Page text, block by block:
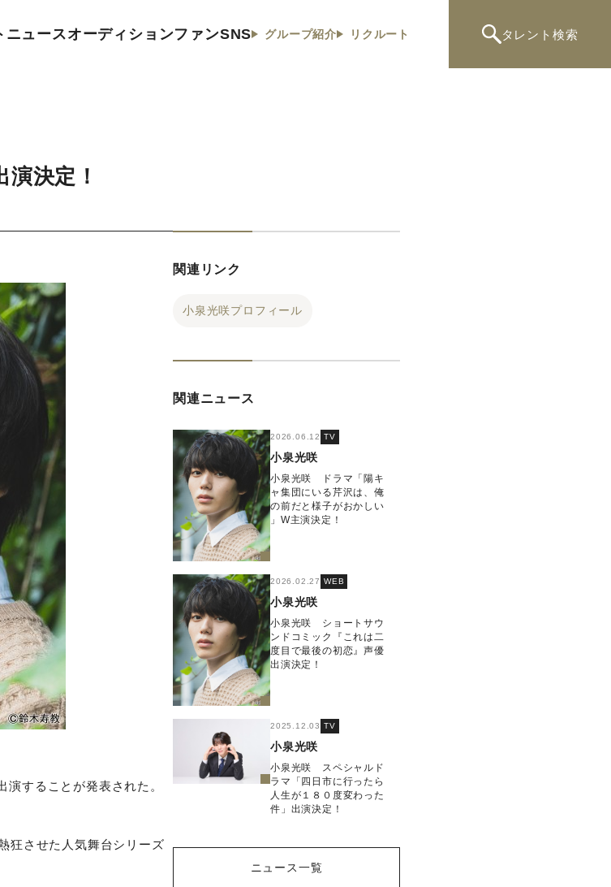
ニュースオーディションファンSNS グループ紹介 リクルート タレント 検索
決定！
することが発表された。
狂させた人気舞台シリーズ
関連リンク
小泉光咲プロフィール
関連ニュース
2026.06.12 TV
小泉光咲
小泉光咲 ドラマ「陽キ
ャ集団にいる芹沢は、俺
の前だと様子がおかしい
」W主演決定！
2026.02.27 WEB
小泉光咲
小泉光咲 ショートサウ
ンドコミック『これは二
度目で最後の初恋』声優
出演決定！
2025.12.03 TV
小泉光咲
小泉光咲 スペシャルド
ラマ「四日市に行ったら
人生が１８０度変わった
件」出演決定！
ニュース一覧